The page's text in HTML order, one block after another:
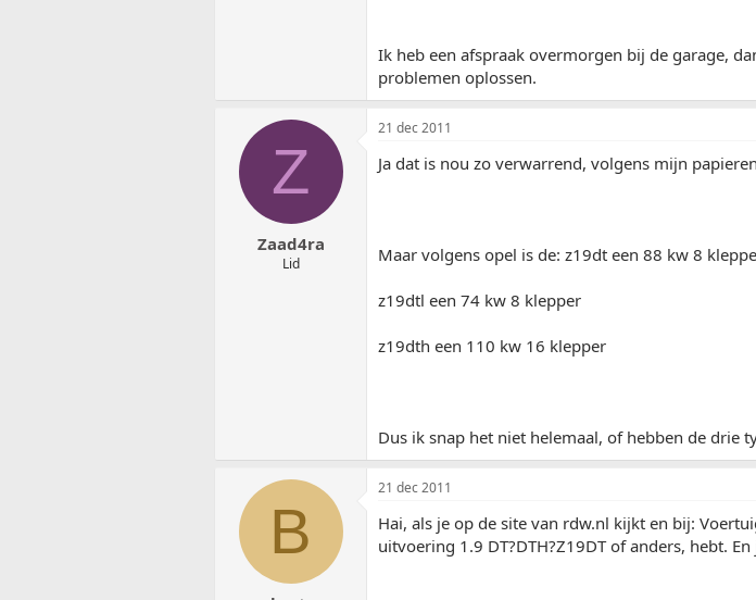
Ik heb een afspraak overmorgen bij de garage,
problemen oplossen.
Z
Zaad4ra
Lid
21 dec 2011
Ja dat is nou zo verwarrend, volgens mijn
Maar volgens opel is de: z19dt een 88 kw 8
z19dtl een 74 kw 8 klepper
z19dth een 110 kw 16 klepper
Dus ik snap het niet helemaal, of hebben de drie
B
21 dec 2011
Hai, als je op de site van rdw.nl kijkt en bij:
uitvoering 1.9 DT?DTH?Z19DT of anders, hebt.